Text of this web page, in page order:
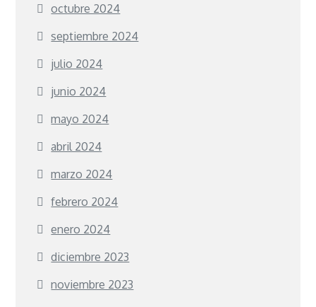
octubre 2024
septiembre 2024
julio 2024
junio 2024
mayo 2024
abril 2024
marzo 2024
febrero 2024
enero 2024
diciembre 2023
noviembre 2023